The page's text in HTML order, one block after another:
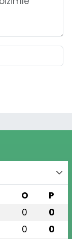
O P
0 0
0 0